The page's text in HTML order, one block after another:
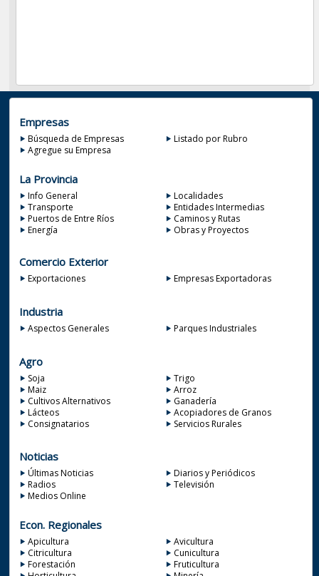
Empresas
Búsqueda de Empresas
Listado por Rubro
Agregue su Empresa
La Provincia
Info General
Localidades
Transporte
Entidades Intermedias
Puertos de Entre Ríos
Caminos y Rutas
Energía
Obras y Proyectos
Comercio Exterior
Exportaciones Empresas Exportadoras
Industria
Aspectos Generales Parques Industriales
Agro
Soja
Trigo
Maiz
Arroz
Cultivos Alternativos
Ganadería
Lácteos
Acopiadores de Granos
Consignatarios
Servicios Rurales
Noticias
Últimas Noticias
Diarios y Periódicos
Radios
Televisión
Medios Online
Econ. Regionales
Apicultura
Avicultura
Citricultura
Cunicultura
Forestación
Fruticultura